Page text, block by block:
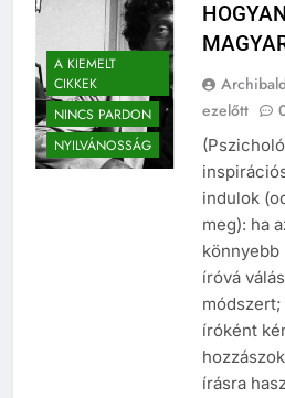
A KIEMELT
CIKKEK
NINCS PARDON
NYILVÁNOSSÁG
ezelőtt
indulok
meg): ha
könnyebb
íróvá
íróként
írásra